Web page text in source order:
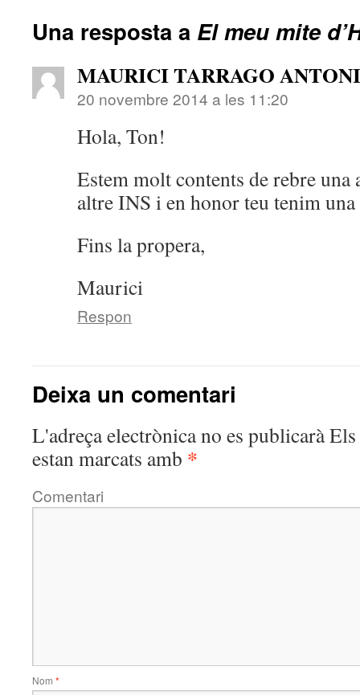
Una resposta a El meu mite
MAURICI TARRAGO ANTONI
20 novembre 2014 a les 11:20
Hola, Ton!
Estem molt contents de rebre una
altre INS i en honor teu tenim una
Fins la propera,
Maurici
Respon
Deixa un comentari
L'adreça electrònica no es publicaràEls
estan marcats amb *
Comentari
Nom *